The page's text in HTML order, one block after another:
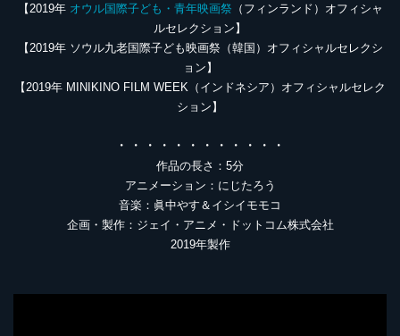
【2019年 オウル国際子ども・青年映画祭 （フィンランド）オフィシャ
ルセレクション】
【2019年 ソウル九老国際子ども映画祭（韓国）オフィシャルセレクシ
ョン】
【2019年 MINIKINO FILM WEEK（インドネシア）オフィシャルセレク
ション】
・・・・・・・・・・・・
作品の長さ：5分
アニメーション：にじたろう
音楽：眞中やす＆イシイモモコ
企画・製作：ジェイ・アニメ・ドットコム株式会社
2019年製作